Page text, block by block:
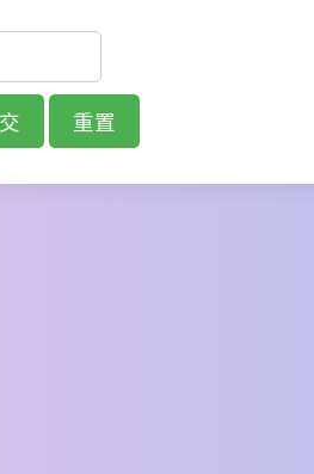
重置